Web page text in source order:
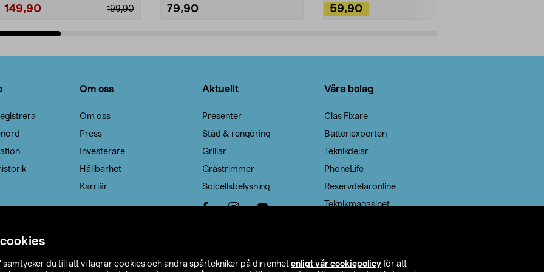
samtycker du till att vi lagrar cookies och andra spårtekniker på din enhet enligt vår cookiepolicy för att
199,90
149,90 79,90 59,90
Om oss
Om oss
Press
Investerare
Hållbarhet
Karriär
Aktuellt
Presenter
Städ & rengöring
Grillar
Grästrimmer
Solcellsbelysning
Våra bolag
Clas Fixare
Batteriexperten
Teknikdelar
PhoneLife
Reservdelaronline
Teknikmagasinet